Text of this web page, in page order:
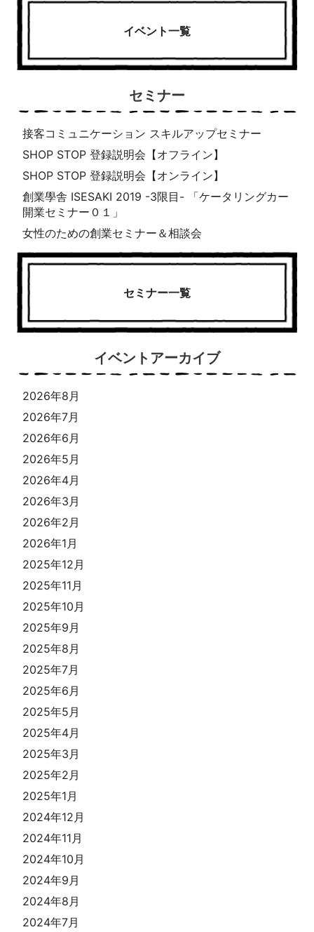
イベント一覧
セミナー
接客コミュニケーション スキルアップセミナー
SHOP STOP 登録説明会【オフライン】
SHOP STOP 登録説明会【オンライン】
創業學舎 ISESAKI 2019 -3限目- 「ケータリングカー
開業セミナー０１」
女性のための創業セミナー＆相談会
セミナー一覧
イベントアーカイブ
2026年8月
2026年7月
2026年6月
2026年5月
2026年4月
2026年3月
2026年2月
2026年1月
2025年12月
2025年11月
2025年10月
2025年9月
2025年8月
2025年7月
2025年6月
2025年5月
2025年4月
2025年3月
2025年2月
2025年1月
2024年12月
2024年11月
2024年10月
2024年9月
2024年8月
2024年7月